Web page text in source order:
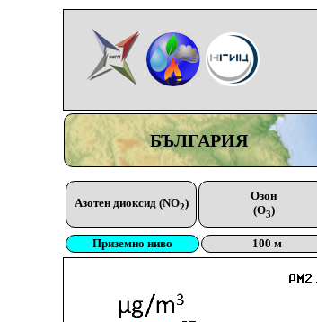
БЪЛГАРИЯ
Азотен диоксид (NO2)
Озон
(O3)
Приземно ниво 100 м